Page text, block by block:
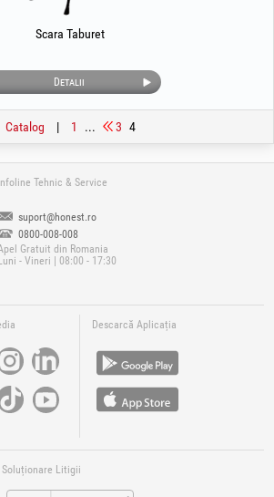
Scara Taburet
Detalii
Catalog | 1 ... 3 4
Infoline Tehnic & Service
suport@honest.ro
0800-008-008
Gratuit din Romania
Luni - Vineri | 08:00 - 17:30
Descarcă Aplicația
Soluționare Litigii